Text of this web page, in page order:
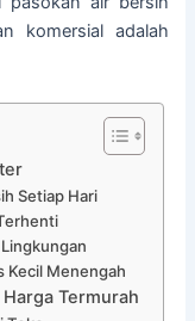
komersial adalah
Setiap Hari
Kecil Menengah
Termurah